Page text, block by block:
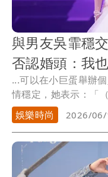
與男友吳霏穩
否認婚頭：我
情穩定，她表示：「
娛樂時尚
2026/